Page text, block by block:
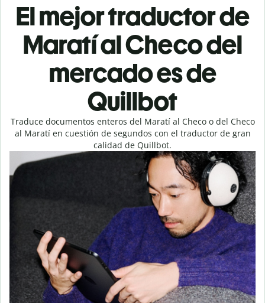
El mejor traductor de
Maratí al Checo del
mercado es de
Quillbot
Traduce documentos enteros del Maratí al Checo o del Checo
al Maratí en cuestión de segundos con el traductor de gran
calidad de Quillbot.